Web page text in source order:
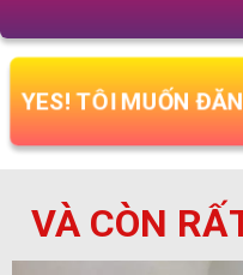
YES! TÔI MUỐN
VÀ CÒN